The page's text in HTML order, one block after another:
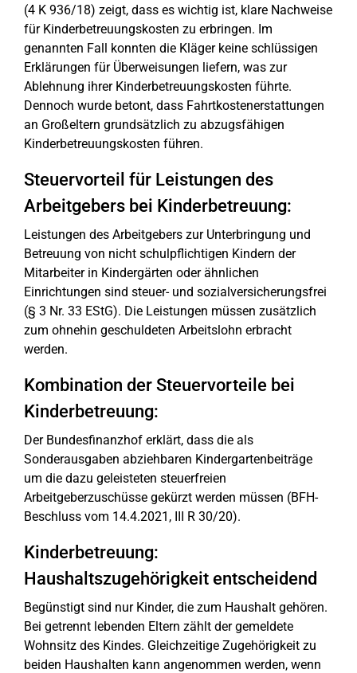
(4 K 936/18) zeigt, dass es wichtig ist, klare Nachweise
für Kinderbetreuungskosten zu erbringen. Im
genannten Fall konnten die Kläger keine schlüssigen
Erklärungen für Überweisungen liefern, was zur
Ablehnung ihrer Kinderbetreuungskosten führte.
Dennoch wurde betont, dass Fahrtkostenerstattungen
an Großeltern grundsätzlich zu abzugsfähigen
Kinderbetreuungskosten führen.
Steuervorteil für Leistungen des
Arbeitgebers bei Kinderbetreuung:
Leistungen des Arbeitgebers zur Unterbringung und
Betreuung von nicht schulpflichtigen Kindern der
Mitarbeiter in Kindergärten oder ähnlichen
Einrichtungen sind steuer- und sozialversicherungsfrei
(§ 3 Nr. 33 EStG). Die Leistungen müssen zusätzlich
zum ohnehin geschuldeten Arbeitslohn erbracht
werden.
Kombination der Steuervorteile bei
Kinderbetreuung:
Der Bundesfinanzhof erklärt, dass die als
Sonderausgaben abziehbaren Kindergartenbeiträge
um die dazu geleisteten steuerfreien
Arbeitgeberzuschüsse gekürzt werden müssen (BFH-
Beschluss vom 14.4.2021, III R 30/20).
Kinderbetreuung:
Haushaltszugehörigkeit entscheidend
Begünstigt sind nur Kinder, die zum Haushalt gehören.
Bei getrennt lebenden Eltern zählt der gemeldete
Wohnsitz des Kindes. Gleichzeitige Zugehörigkeit zu
beiden Haushalten kann angenommen werden, wenn